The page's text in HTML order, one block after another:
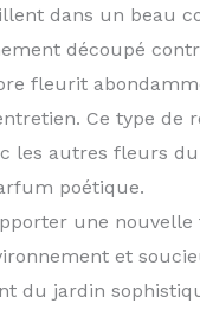
dans un beau
découpé
fleurit
Ce type de
les autres fleurs
poétique.
une
et
du jardin